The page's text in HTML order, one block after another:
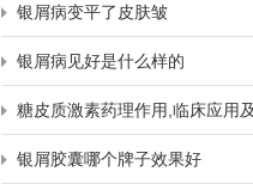
银屑病变平了皮肤皱
银屑病见好是什么样的
银屑胶囊哪个牌子效果好